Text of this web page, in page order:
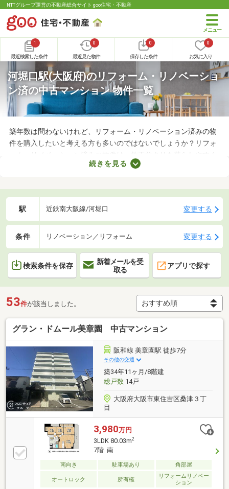
NTTグループ運営の不動産総合サイト goo住宅・不動産
1
最近検索した条件
0
最近見た物件
0
保存した条件
0
お気に入り
河堀口駅(大阪府)のリフォーム・リノベーショ
ン済の中古マンション 物件一覧
築年数は問わないけれど、リフォーム・リノベーション済みの物
件を購入したいと考える方も多いのではないでしょうか？リフォ
ーム・リノベーション済みの物件は、施工前よりも暮らしやすく
なっていることがポイント。住みやすさを感じられる最良の物件
済みの中古マンションを紹介しますので、ぜひチェックしてみて
続きを見る
駅 近鉄南大阪線/河堀口 変更する
条件 リノベーション／リフォーム 変更する
検索条件を保存
新着メールを受
取る
アプリで探す
53件が該当しました。
グラン・ドムール美章園 中古マンション
阪和線 美章園駅 徒歩7分
その他の交通
築34年11ヶ月/8階建
総戸数14戸
大阪府大阪市東住吉区桑津３丁
目
3,980万円
3LDK 80.03m2
7階 南
南向き 駐車場あり 角部屋
オートロック 所有権
リフォームリノベー
ション